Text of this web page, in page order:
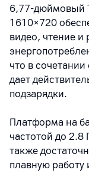
6,77‑дюймовый
1610×720
видео, чтение
что в
дает
подзарядки.
Платформа на
частотой до 2.8
также
плавную работу